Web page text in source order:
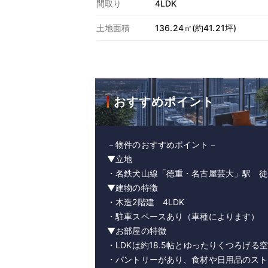
間取り 4LDK
土地面積 136.24㎡(約41.21坪)
おすすめポイント
－物件のおすすめポイント－
▼立地
・名鉄犬山線「徳重・名古屋芸大」駅
▼建物の特徴
・木造2階建 4LDK
・駐車スペースあり（車種によります）
▼お部屋の特徴
・LDKは約18.5帖とゆったりくつろげる
・パントリーがあり、食材や日用品のス